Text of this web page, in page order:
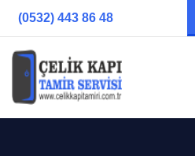
(0532) 443 86 48